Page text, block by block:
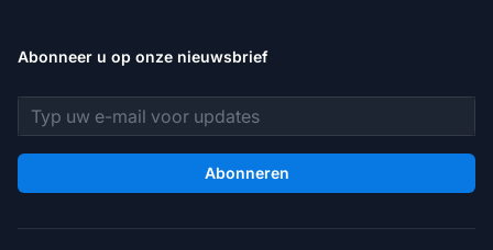
Abonneer u op onze nieuwsbrief
E-mailadres
Abonneren